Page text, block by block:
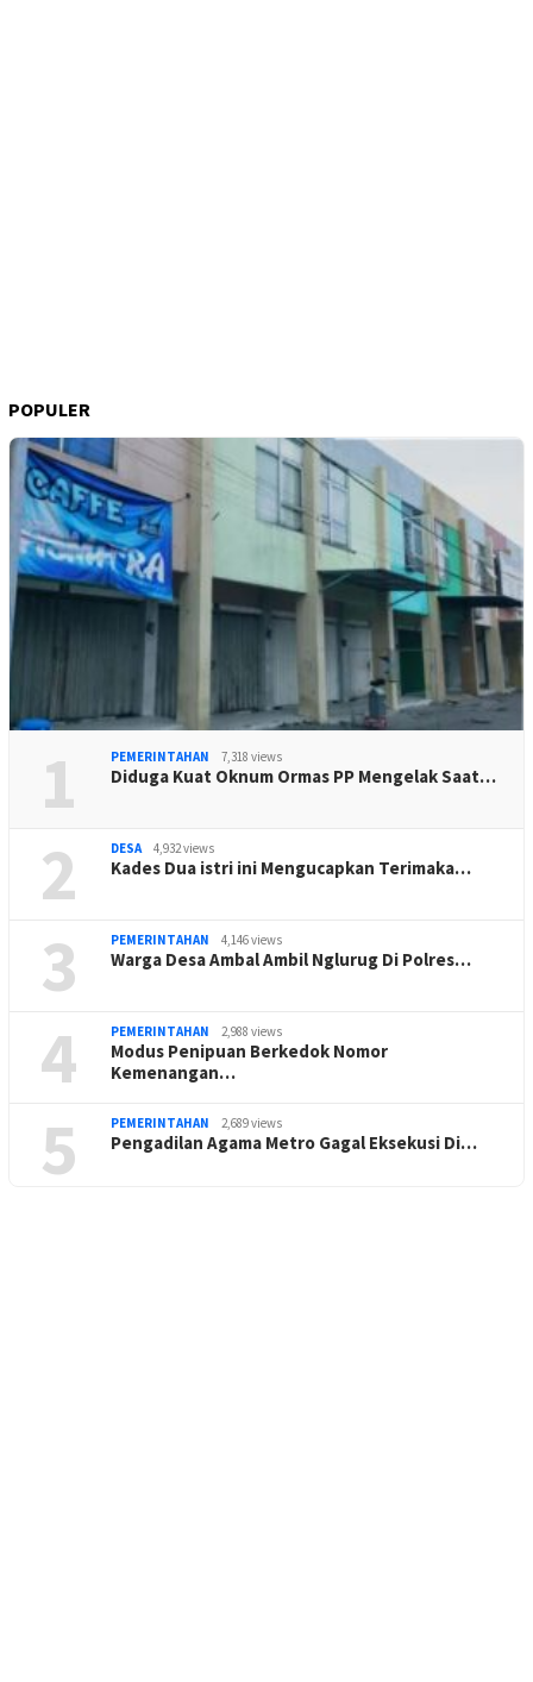
POPULER
1 PEMERINTAHAN 7,318 views
Diduga Kuat Oknum Ormas PP Mengelak Saat…
2 DESA 4,932 views
Kades Dua istri ini Mengucapkan Terimaka…
3 PEMERINTAHAN 4,146 views
Warga Desa Ambal Ambil Nglurug Di Polres…
4 PEMERINTAHAN 2,988 views
Modus Penipuan Berkedok Nomor
Kemenangan…
5 PEMERINTAHAN 2,689 views
Pengadilan Agama Metro Gagal Eksekusi Di…